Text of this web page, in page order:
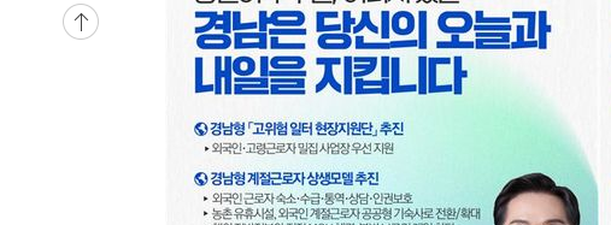
42.08%·宋 10.17%
-16471초 전 >
이강인 "아틀레티코 이적 기뻐…등번호 7번 의미보단 팀 위해 뛸
[속보]與 당대표 경선, 제주·인천 권리당원 투표 김민석 승리
낮 최고 35도 '무더위'…동해안 시간당 30㎜ '강한 비'[내일날씨]
[속보]이강인 "감독님이 원하는 마음 느꼈고, 많은 트로피 원해 아틀
수도권 40도 육박 '펄펄'…동해안 일부 지역엔 호의주의보
온열질환 사망자 3명 늘어…누적 환자 3000명 돌파
강릉에 시간당 81.4㎜ 물폭탄…도로 잠기고 담벼락 붕괴